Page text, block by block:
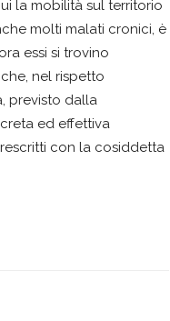
la mobilità sul territorio
molti malati cronici, è
essi si trovino
nel rispetto
previsto dalla
ed effettiva
con la cosiddetta